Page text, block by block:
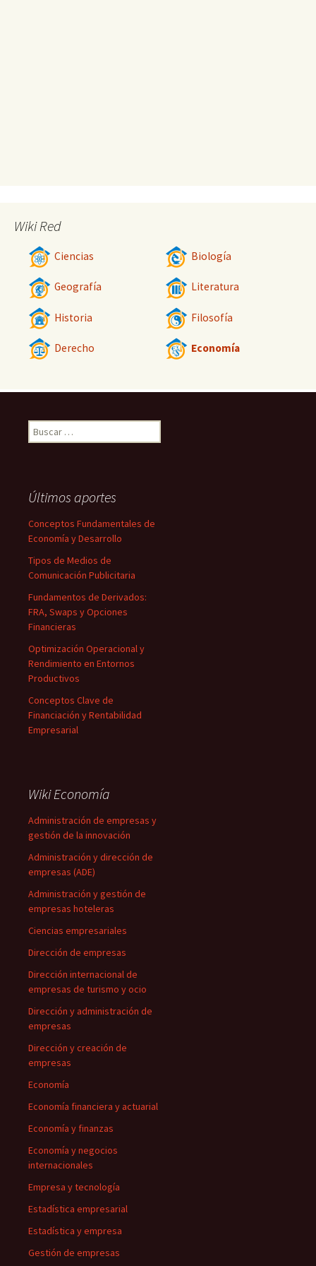
Wiki Red
Ciencias Biología
Geografía Literatura
Historia Filosofía
Derecho Economía
Buscar:
Últimos aportes
Conceptos Fundamentales de
Economía y Desarrollo
Tipos de Medios de
Comunicación Publicitaria
Fundamentos de Derivados:
FRA, Swaps y Opciones
Financieras
Optimización Operacional y
Rendimiento en Entornos
Productivos
Conceptos Clave de
Financiación y Rentabilidad
Empresarial
Wiki Economía
Administración de empresas y
gestión de la innovación
Administración y dirección de
empresas (ADE)
Administración y gestión de
empresas hoteleras
Ciencias empresariales
Dirección de empresas
Dirección internacional de
empresas de turismo y ocio
Dirección y administración de
empresas
Dirección y creación de
empresas
Economía
Economía financiera y actuarial
Economía y finanzas
Economía y negocios
internacionales
Empresa y tecnología
Estadística empresarial
Estadística y empresa
Gestión de empresas